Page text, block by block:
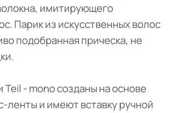
имитирующего
Парик из искусственных волос
подобранная прическа, не
Teil - mono созданы на основе
ленты и имеют вставку ручной